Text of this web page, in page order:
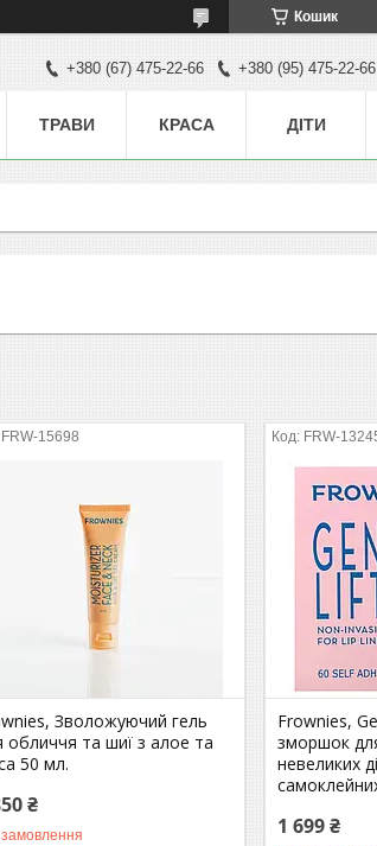
Кошик
+380 (67) 475-22-66 +380 (95) 475-22-66
ТРАВИ КРАСА ДІТИ
FRW-15698
Зволожуючий гель
обличчя та шиї з алое та
50 мл.
₴
замовлення
FRW-
Frownies,
зморшок для
невеликих
1 699 ₴